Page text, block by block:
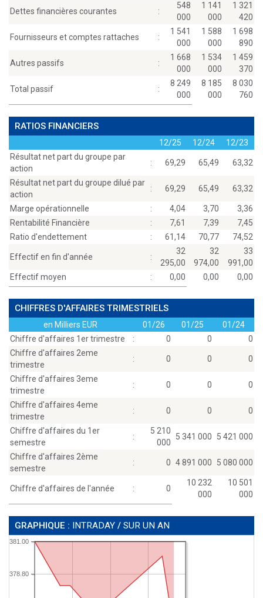
Dettes financières courantes :
548
000
1 141
000
1 321
420
Fournisseurs et comptes rattaches :
1 541
000
1 588
000
1 698
890
Autres passifs :
1 668
000
1 534
000
1 459
370
Total passif :
8 249
000
8 185
000
8 030
760
RATIOS FINANCIERS
12/25 12/24
12/23
Résultat net part du groupe par
action
: 69,29 65,49 63,32
Résultat net part du groupe dilué par
action
: 69,29 65,49 63,32
Marge opérationnelle : 4,04 3,70
3,36
Rentabilité Financière
: 7,61 7,39
7,45
Ratio d'endettement
: 61,14 70,77 74,52
Effectif en fin d'année :
32
295,00
32
974,00
33
991,00
Effectif moyen
: 0,00 0,00 0,00
CHIFFRES D'AFFAIRES TRIMESTRIELS
en Milliers EUR 01/26 01/25
01/24
Chiffre d'affaires 1er trimestre
: 0 0
0
Chiffre d'affaires 2eme
trimestre
: 0 0 0
Chiffre d'affaires 3eme
trimestre
: 0 0 0
Chiffre d'affaires 4eme
trimestre
: 0 0 0
Chiffre d'affaires du 1er
semestre
:
5 210
000
5 341 000 5 421 000
Chiffre d'affaires 2ème
semestre
: 0 4 891 000 5 080 000
Chiffre d'affaires de l'année : 0
10 232
000
10 501
000
GRAPHIQUE : INTRADAY / SUR UN AN
378.80
381.00